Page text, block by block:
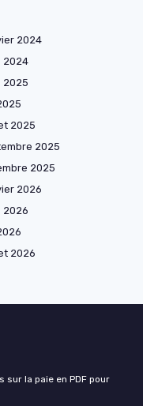
2024
2024
2025
2025
2025
2025
2026
2026
2026
la paie en PDF pour